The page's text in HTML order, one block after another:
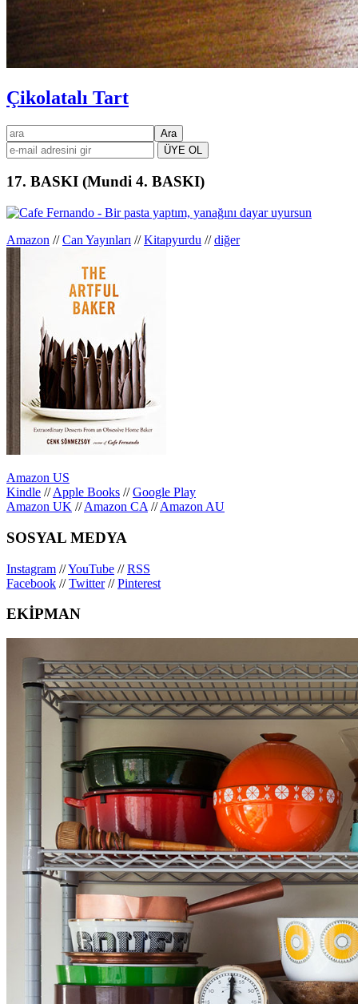
Çikolatalı Tart
Birincil
kenar
çubuğu
ara
17. BASKI (Mundi 4. BASKI)
Amazon //Can Yayınları //Kitapyurdu //diğer
Amazon US
Kindle //Apple Books //Google Play
Amazon UK //Amazon CA //Amazon AU
SOSYAL MEDYA
Instagram //YouTube //RSS
Facebook //Twitter//Pinterest
EKİPMAN